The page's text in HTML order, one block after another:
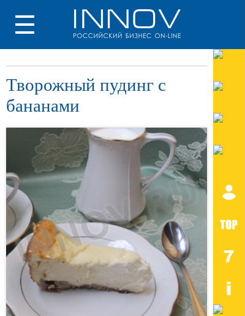
Творожный пудинг с
бананами